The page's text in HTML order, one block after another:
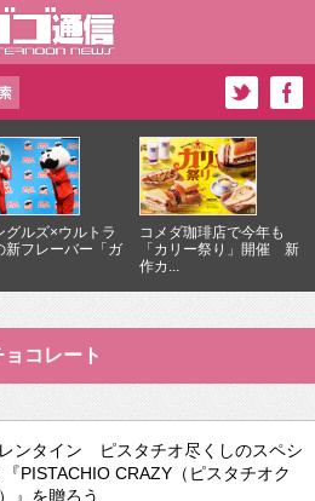
グルズ×ウルトラ
新フレーバー「ガ
コメダ珈琲店で今年も
「カリー祭り」開催 新
作カ...
ョコレート
ンタイン ピスタチオ尽くしのスペシ
『PISTACHIO CRAZY（ピスタチオク
』を贈ろう